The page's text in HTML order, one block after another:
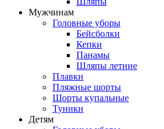
Мужчинам
Головные уборы
Бейсболки
Кепки
Панамы
Шляпы летние
Плавки
Пляжные шорты
Шорты купальные
Туники
Детям